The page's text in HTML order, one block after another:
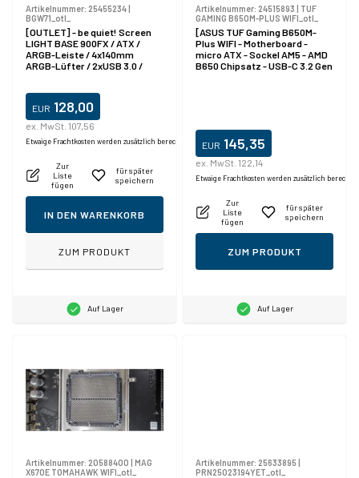
Artikelnummer: 25455234|
BGW71_otl_
[OUTLET] - be quiet! Screen
LIGHT BASE 900FX / ATX /
ARGB-Leiste / 4x140mm
ARGB-Lüfter / 2xUSB 3.0 /
EUR 128,00
ex. MwSt. 107,56
Etwaige Frachtkosten werden zusätzlich berechnet.
Zur
Liste
fügen
für später
speichern
IN DEN WARENKORB
ZUM PRODUKT
Auf Lager
Artikelnummer: 24515893 | TUF
GAMING B650M-PLUS WIFI_otl_
[ASUS TUF Gaming B650M-
Plus WIFI - Motherboard -
micro ATX - Sockel AM5 - AMD
B650 Chipsatz - USB-C 3.2 Gen
EUR 145,35
ex. MwSt. 122,14
Etwaige Frachtkosten werden zusätzlich
Zur
Liste
fügen
für später
speichern
ZUM PRODUKT
Auf Lager
Artikelnummer: 20588400 | MAG
X670E TOMAHAWK WIFI_otl_
Artikelnummer: 25633895|
PRN25023194YET_otl_